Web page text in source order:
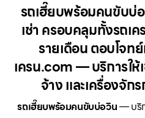
รถเฮี๊ยบพร้อมคนขับบ่
เช่า ครอบคลุมทั้งรถเ
รายเดือน ตอบโจท
เครน.com — บริการให้
จ้าง และเครื่องจัก
รถเฮี๊ยบพร้อมคนขับบ่อวิน— บริ